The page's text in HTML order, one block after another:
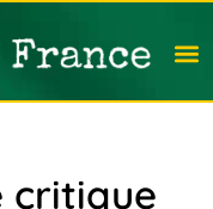
critique